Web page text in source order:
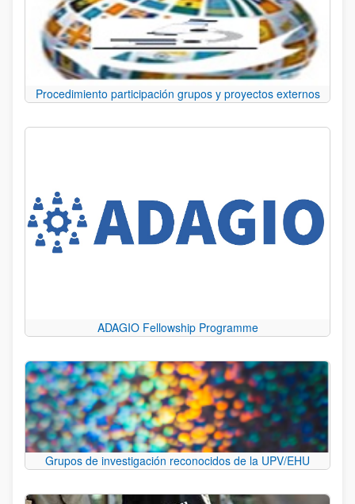
Procedimiento participación grupos y proyectos externos
ADAGIO Fellowship Programme
Grupos de investigación reconocidos de la UPV/EHU